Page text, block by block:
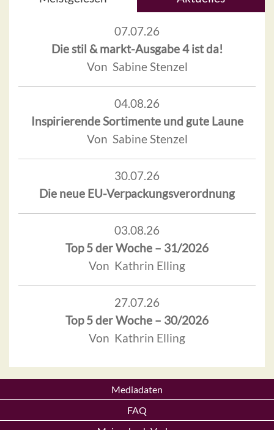
07.07.26
Die stil & markt-Ausgabe 4 ist da!
Von Sabine Stenzel
04.08.26
Inspirierende Sortimente und gute Laune
Von Sabine Stenzel
30.07.26
Die neue EU-Verpackungsverordnung
03.08.26
Top 5 der Woche – 31/2026
Von Kathrin Elling
27.07.26
Top 5 der Woche – 30/2026
Von Kathrin Elling
Mediadaten
FAQ